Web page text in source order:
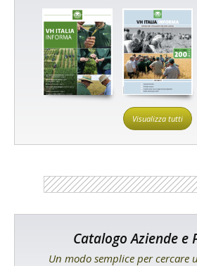
Visualizza tutti
Catalogo Aziende e
Un modo semplice per cercare